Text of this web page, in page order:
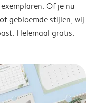
Of je nu
gebloemde stijlen, wij
Helemaal gratis.